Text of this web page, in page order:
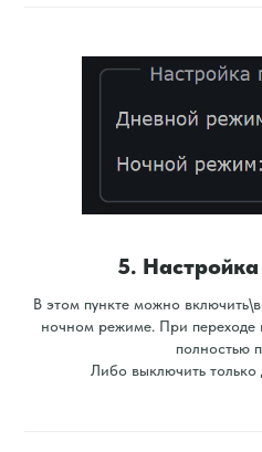
5. Настройка
В этом пункте можно
ночном режиме. При переходе
полностью
Либо выключить